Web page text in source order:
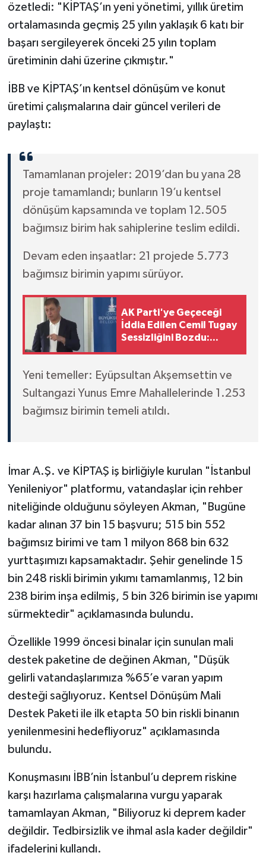
özetledi: "KİPTAŞ’ın yeni yönetimi, yıllık üretim
ortalamasında geçmiş 25 yılın yaklaşık 6 katı bir
başarı sergileyerek önceki 25 yılın toplam
üretiminin dahi üzerine çıkmıştır."
İBB ve KİPTAŞ’ın kentsel dönüşüm ve konut
üretimi çalışmalarına dair güncel verileri de
paylaştı:
Tamamlanan projeler: 2019’dan bu yana 28
proje tamamlandı; bunların 19’u kentsel
dönüşüm kapsamında ve toplam 12.505
bağımsız birim hak sahiplerine teslim edildi.
Devam eden inşaatlar: 21 projede 5.773
bağımsız birimin yapımı sürüyor.
AK Parti'ye Geçeceği
İddia Edilen Cemil Tugay
Sessizliğini Bozdu:
Yeni temeller: Eyüpsultan Akşemsettin ve
Sultangazi Yunus Emre Mahallelerinde 1.253
bağımsız birimin temeli atıldı.
İmar A.Ş. ve KİPTAŞ iş birliğiyle kurulan "İstanbul
Yenileniyor" platformu, vatandaşlar için rehber
niteliğinde olduğunu söyleyen Akman, "Bugüne
kadar alınan 37 bin 15 başvuru; 515 bin 552
bağımsız birimi ve tam 1 milyon 868 bin 632
yurttaşımızı kapsamaktadır. Şehir genelinde 15
bin 248 riskli birimin yıkımı tamamlanmış, 12 bin
238 birim inşa edilmiş, 5 bin 326 birimin ise yapımı
sürmektedir" açıklamasında bulundu.
Özellikle 1999 öncesi binalar için sunulan mali
destek paketine de değinen Akman, "Düşük
gelirli vatandaşlarımıza %65’e varan yapım
desteği sağlıyoruz. Kentsel Dönüşüm Mali
Destek Paketi ile ilk etapta 50 bin riskli binanın
yenilenmesini hedefliyoruz" açıklamasında
bulundu.
Konuşmasını İBB’nin İstanbul’u deprem riskine
karşı hazırlama çalışmalarına vurgu yaparak
tamamlayan Akman, "Biliyoruz ki deprem kader
değildir. Tedbirsizlik ve ihmal asla kader değildir"
ifadelerini kullandı.